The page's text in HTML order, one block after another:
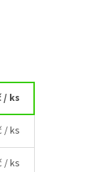
/ ks
/ ks
/ ks